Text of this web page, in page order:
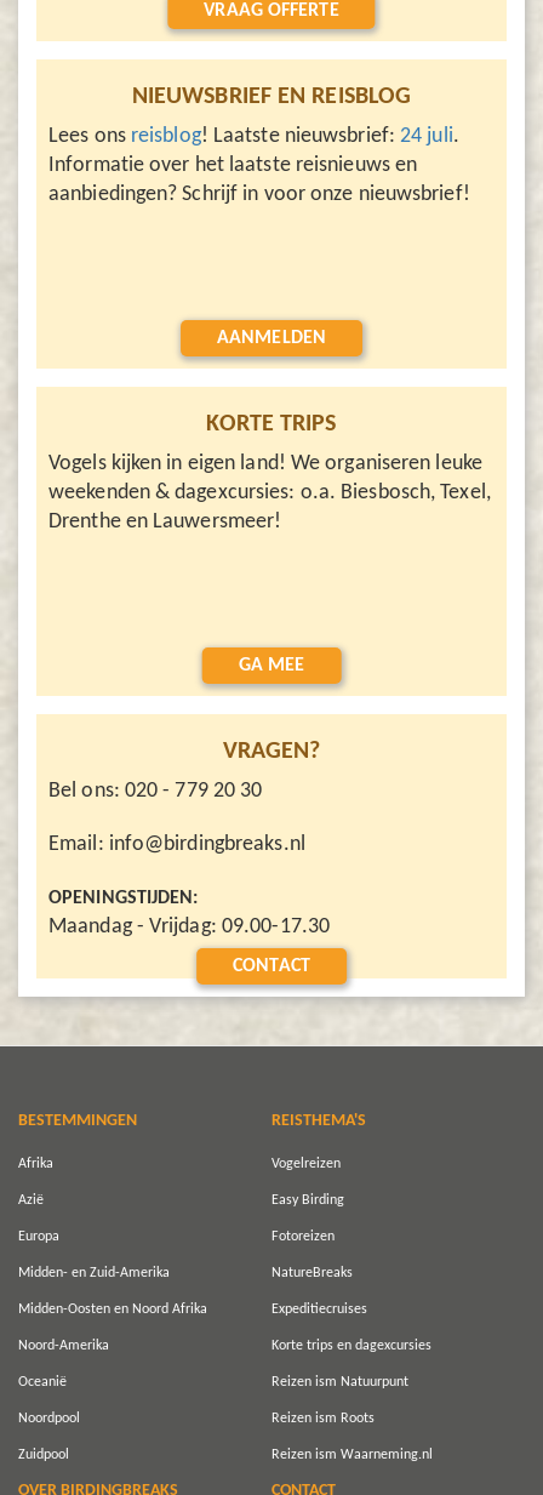
VRAAG OFFERTE
NIEUWSBRIEF EN REISBLOG
Lees ons reisblog! Laatste nieuwsbrief:24 juli.
Informatie over het laatste reisnieuws en
aanbiedingen? Schrijf in voor onze nieuwsbrief!
AANMELDEN
KORTE TRIPS
Vogels kijken in eigen land! We organiseren leuke
weekenden & dagexcursies: o.a. Biesbosch, Texel,
Drenthe en Lauwersmeer!
GA MEE
VRAGEN?
Bel ons: 020 - 779 20 30
Email: info@birdingbreaks.nl
OPENINGSTIJDEN:
Maandag - Vrijdag: 09.00-17.30
CONTACT
BESTEMMINGEN
Afrika
Azië
Europa
Midden- en Zuid-Amerika
Midden-Oosten en Noord Afrika
Noord-Amerika
Oceanië
Noordpool
Zuidpool
REISTHEMA'S
Vogelreizen
Easy Birding
Fotoreizen
NatureBreaks
Expeditiecruises
Korte trips en dagexcursies
Reizen ism Natuurpunt
Reizen ism Roots
Reizen ism Waarneming.nl
OVER BIRDINGBREAKS CONTACT